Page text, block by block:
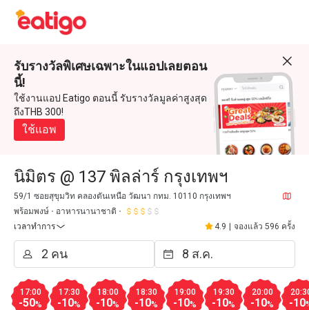
รับรางวัลพิเศษเฉพาะในแอปเลยตอน
นี้!
ใช้งานแอป Eatigo ตอนนี้ รับรางวัลมูลค่าสูงสุด
ถึงTHB 300!
ใช้แอพ
นิมิตร @ 137 พิลล่าร์ กรุงเทพฯ
59/1 ซอยสุขุมวิท คลองตันเหนือ วัฒนา กทม. 10110 กรุงเทพฯ
พร้อมพงษ์
อาหารนานาชาติ
เวลาทำการ
4.9 จองแล้ว 596 ครั้ง
17:00
-50%
17:30
-10%
18:00
-10%
18:30
-10%
19:00
-10%
19:30
-10%
20:00
-10% -10